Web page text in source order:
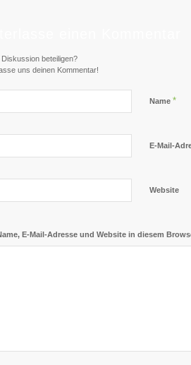
beteiligen?
uns deinen Kommentar!
Name *
E-Mail-
Website
E-Mail-Adresse und Website in diesem